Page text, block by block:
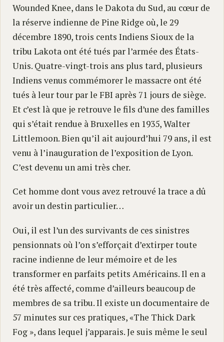
Wounded Knee, dans le Dakota du Sud, au cœur de
la réserve indienne de Pine Ridge où, le 29
décembre 1890, trois cents Indiens Sioux de la
tribu Lakota ont été tués par l’armée des États-
Unis. Quatre-vingt-trois ans plus tard, plusieurs
Indiens venus commémorer le massacre ont été
tués à leur tour par le FBI après 71 jours de siège.
Et c’est là que je retrouve le fils d’une des familles
qui s’était rendue à Bruxelles en 1935, Walter
Littlemoon. Bien qu’il ait aujourd’hui 79 ans, il est
venu à l’inauguration de l’exposition de Lyon.
C’est devenu un ami très cher.
Cet homme dont vous avez retrouvé la trace a dû
avoir un destin particulier…
Oui, il est l’un des survivants de ces sinistres
pensionnats où l’on s’efforçait d’extirper toute
racine indienne de leur mémoire et de les
transformer en parfaits petits Américains. Il en a
été très affecté, comme d’ailleurs beaucoup de
membres de sa tribu. Il existe un documentaire de
57 minutes sur ces pratiques, «The Thick Dark
Fog », dans lequel j’apparais. Je suis même le seul